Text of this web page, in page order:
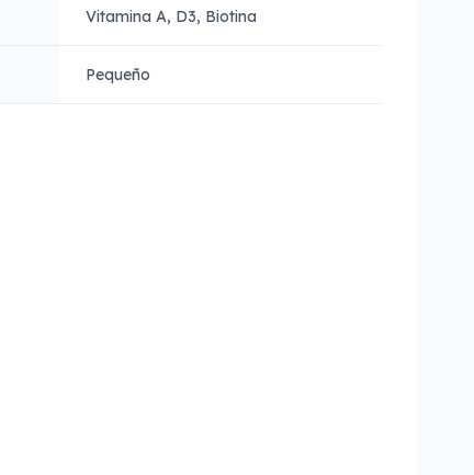
Vitamina A, D3, Biotina
Pequeño